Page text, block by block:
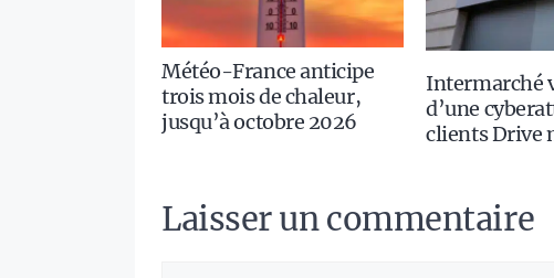
Météo-France anticipe
trois mois de chaleur,
jusqu’à octobre 2026
Intermarché
d’une
clients Drive
Laisser un commentaire